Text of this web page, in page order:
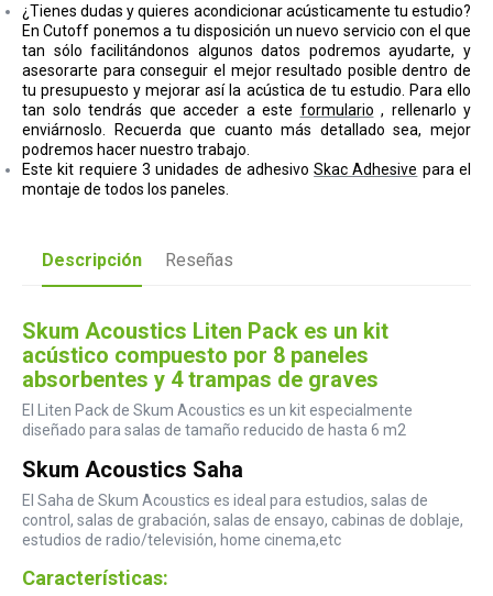
¿Tienes dudas y quieres acondicionar acústicamente tu estudio?
En Cutoff ponemos a tu disposición un nuevo servicio con el que
tan sólo facilitándonos algunos datos podremos ayudarte, y
asesorarte para conseguir el mejor resultado posible dentro de
tu presupuesto y mejorar así la acústica de tu estudio.
Para ello
tan solo tendrás que acceder a este formulario , rellenarlo y
enviárnoslo. Recuerda que cuanto más detallado sea, mejor
podremos hacer nuestro trabajo.
Este kit requiere 3 unidades de adhesivoSkac Adhesive para el
montaje de todos los paneles.
Descripción Reseñas
Skum Acoustics Liten Pack es un kit
acústico compuesto por 8 paneles
absorbentes y 4 trampas de graves
El Liten Pack de Skum Acoustics es un kit especialmente
diseñado para salas de tamaño reducido de hasta 6 m2
Skum Acoustics Saha
El Saha de Skum Acoustics es ideal para estudios, salas de
control, salas de grabación, salas de ensayo, cabinas de doblaje,
estudios de radio/televisión, home cinema,etc
Características: